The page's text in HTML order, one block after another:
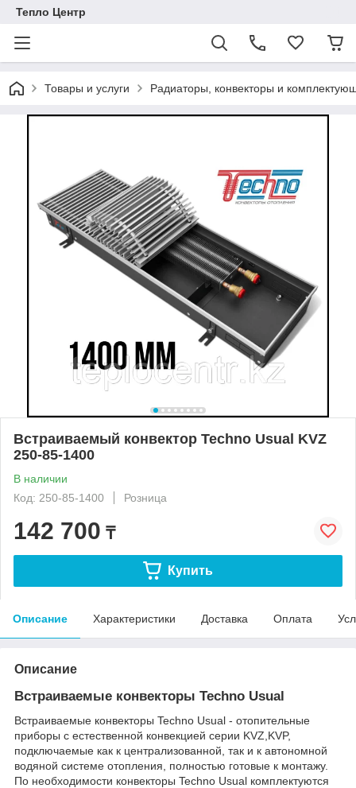
Тепло Центр
Товары и услуги Радиаторы, конвекторы и
Встраиваемый конвектор Techno Usual KVZ
250-85-1400
В наличии
Код: 250-85-1400
Розница
142 700 ₸
Купить
Описание Характеристики Доставка Оплата
Описание
Встраиваемые конвекторы Techno Usual
Встраиваемые конвекторы Techno Usual - отопительные
приборы с естественной конвекцией серии KVZ,KVP,
подключаемые как к централизованной, так и к автономной
водяной системе отопления, полностью готовые к монтажу.
По необходимости конвекторы Techno Usual комплектуются